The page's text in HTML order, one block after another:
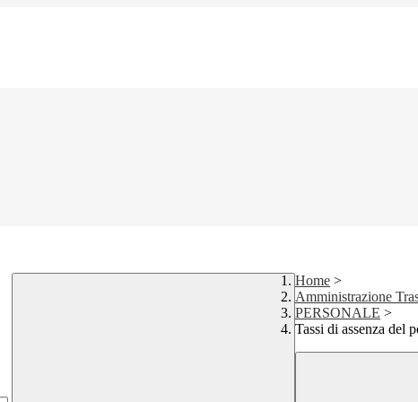
Home >
Amministrazione
PERSONALE >
Tassi di assenza del